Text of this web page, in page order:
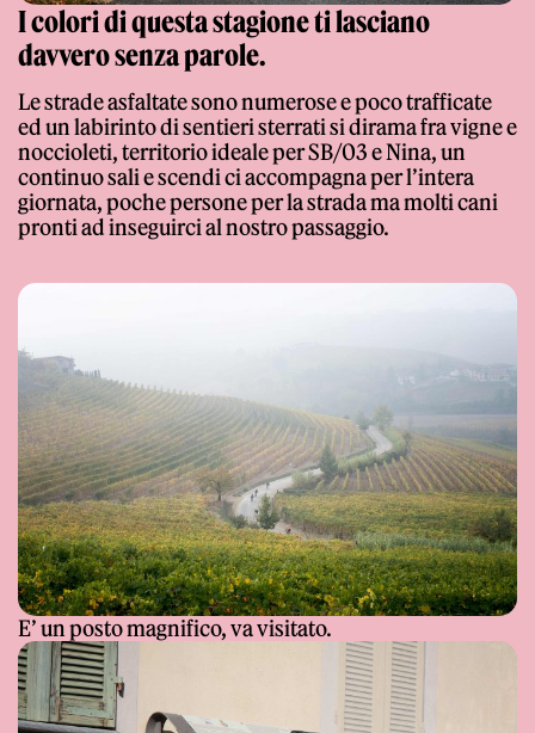
I colori di questa stagione ti lasciano
davvero senza parole.
Le strade asfaltate sono numerose e poco trafficate
ed un labirinto di sentieri sterrati si dirama fra vigne e
noccioleti, territorio ideale per SB/03 e Nina, un
continuo sali e scendi ci accompagna per l’intera
giornata, poche persone per la strada ma molti cani
pronti ad inseguirci al nostro passaggio.
E’ un posto magnifico, va visitato.